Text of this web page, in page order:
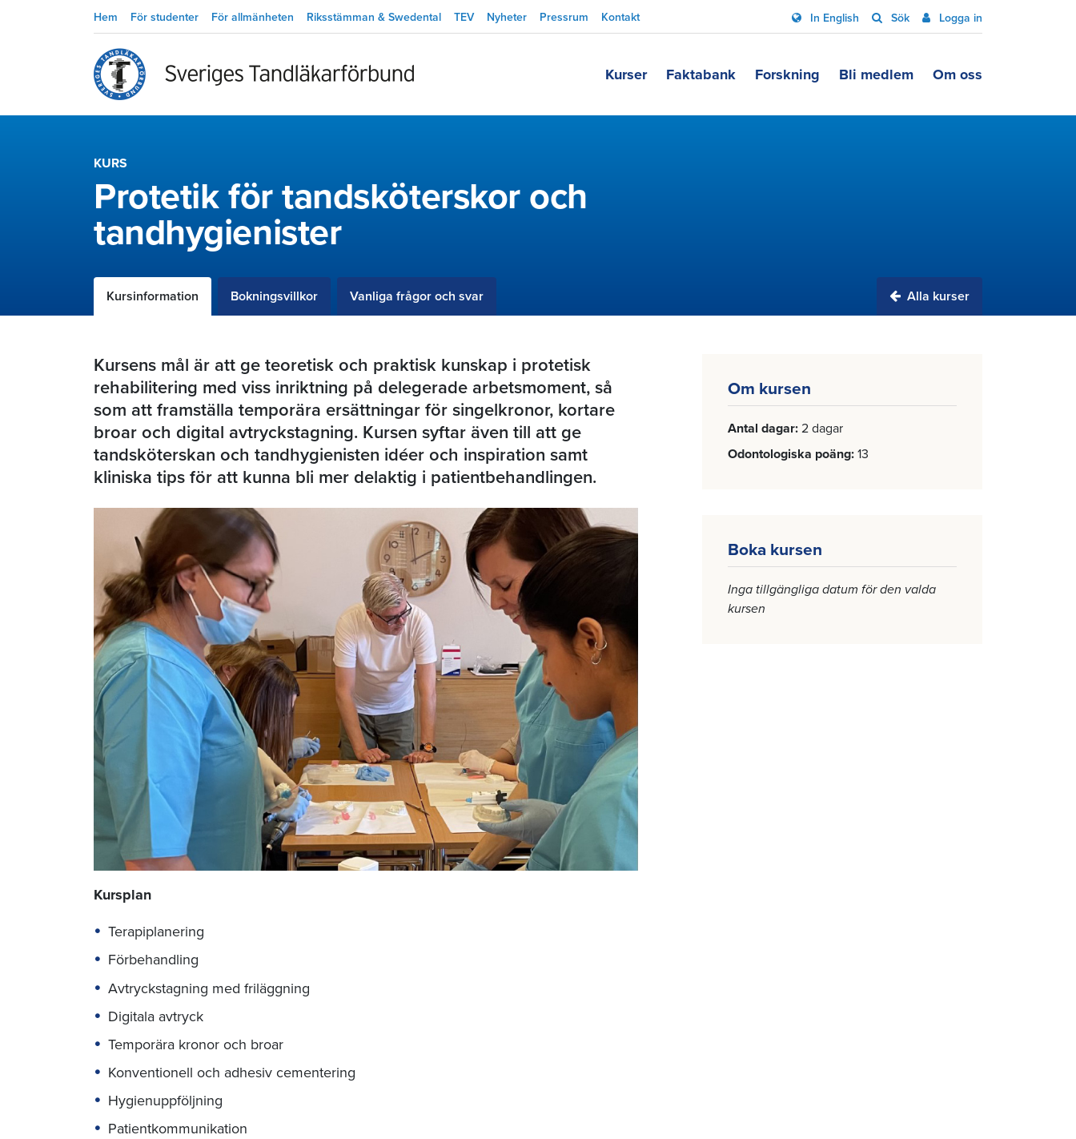
Hem För studenter För allmänheten Riksstämman & Swedental TEV Nyheter Pressrum Kontakt In English Sök Logga in
Kurser Faktabank Forskning Bli medlem Om oss
KURS
Protetik för tandsköterskor och
tandhygienister
Kursinformation Bokningsvillkor Vanliga frågor och svar Alla kurser
Om kursen
Antal dagar 2 dagar
Odontologiska poäng 13
Boka kursen
Inga tillgängliga datum för den valda
kursen
Kursens mål är att ge teoretisk och praktisk kunskap i protetisk
rehabilitering med viss inriktning på delegerade arbetsmoment, så
som att framställa temporära ersättningar för singelkronor, kortare
broar och digital avtryckstagning. Kursen syftar även till att ge
tandsköterskan och tandhygienisten idéer och inspiration samt
kliniska tips för att kunna bli mer delaktig i patientbehandlingen.
Kursplan
Terapiplanering
Förbehandling
Avtryckstagning med friläggning
Digitala avtryck
Temporära kronor och broar
Konventionell och adhesiv cementering
Hygienuppföljning
Patientkommunikation